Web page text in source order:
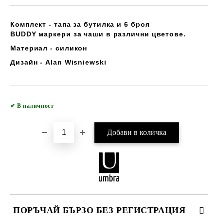
Комплект - тапа за бутилка и 6 броя
BUDDY маркери за чаши в различни цветове.
Материал - силикон
Дизайн - Alan Wisniewski
✔ В наличност
ПОРЪЧАЙ БЪРЗО БЕЗ РЕГИСТРАЦИЯ